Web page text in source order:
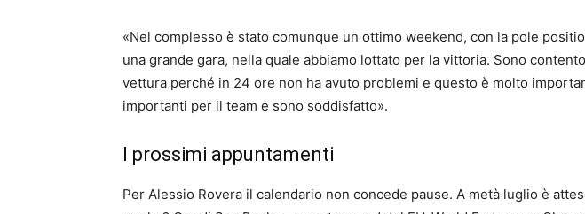
«Nel complesso è stato comunque un ottimo weekend, con la pole
una grande gara, nella quale abbiamo lottato per la vittoria. Sono
vettura perché in 24 ore non ha avuto problemi e questo è molto
importanti per il team e sono soddisfatto».
I prossimi appuntamenti
Per Alessio Rovera il calendario non concede pause. A metà luglio è